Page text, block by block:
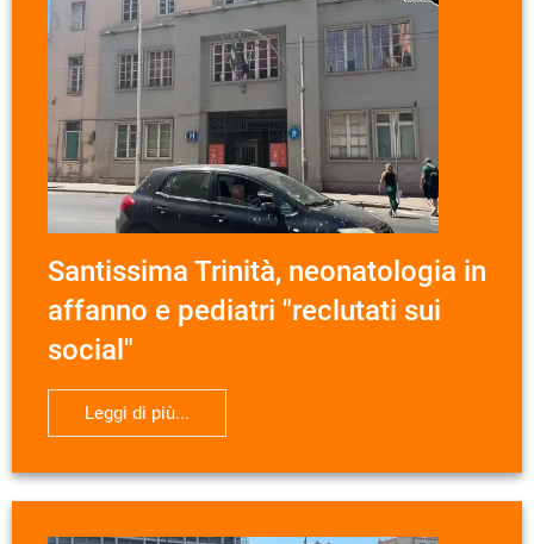
Santissima Trinità, neonatologia in
affanno e pediatri "reclutati sui
social"
Leggi di più...